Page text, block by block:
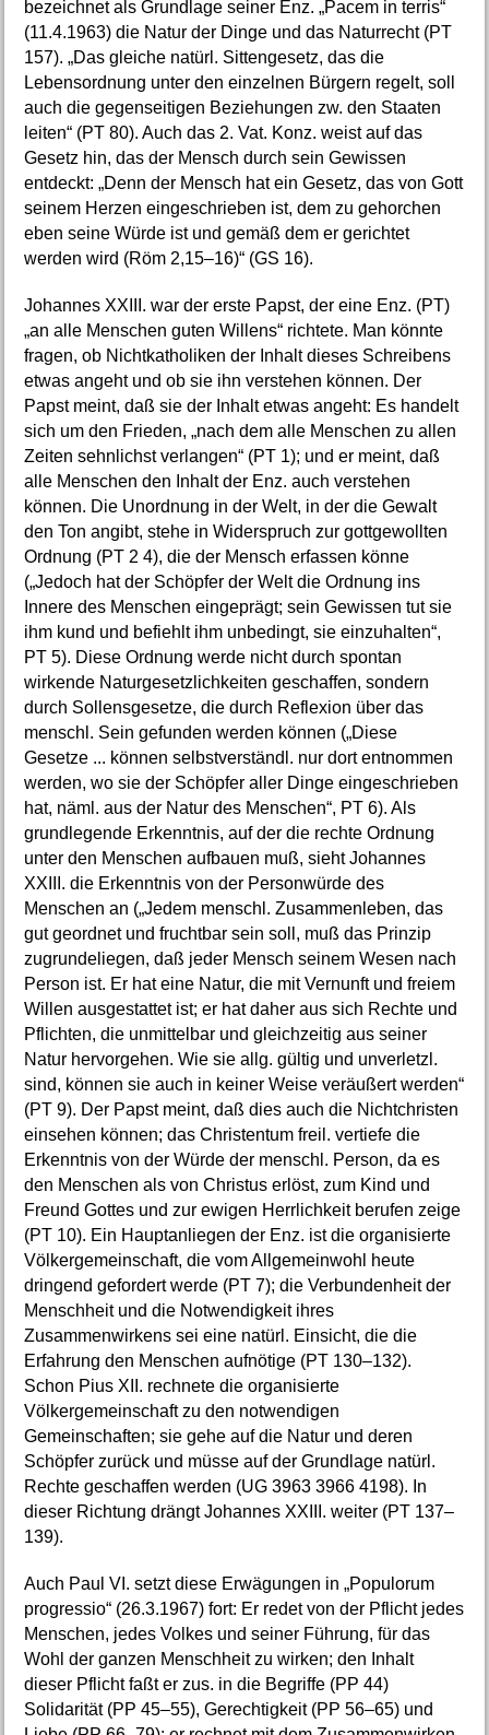
bezeichnet als Grundlage seiner Enz. „Pacem in terris“
(11.4.1963) die Natur der Dinge und das Naturrecht (PT
157). „Das gleiche natürl. Sittengesetz, das die
Lebensordnung unter den einzelnen Bürgern regelt, soll
auch die gegenseitigen Beziehungen zw. den Staaten
leiten“ (PT 80). Auch das 2. Vat. Konz. weist auf das
Gesetz hin, das der Mensch durch sein Gewissen
entdeckt: „Denn der Mensch hat ein Gesetz, das von Gott
seinem Herzen eingeschrieben ist, dem zu gehorchen
eben seine Würde ist und gemäß dem er gerichtet
werden wird (Röm 2,15–16)“ (GS 16).
Johannes XXIII. war der erste Papst, der eine Enz. (PT)
„an alle Menschen guten Willens“ richtete. Man könnte
fragen, ob Nichtkatholiken der Inhalt dieses Schreibens
etwas angeht und ob sie ihn verstehen können. Der
Papst meint, daß sie der Inhalt etwas angeht: Es handelt
sich um den Frieden, „nach dem alle Menschen zu allen
Zeiten sehnlichst verlangen“ (PT 1); und er meint, daß
alle Menschen den Inhalt der Enz. auch verstehen
können. Die Unordnung in der Welt, in der die Gewalt
den Ton angibt, stehe in Widerspruch zur gottgewollten
Ordnung (PT 2 4), die der Mensch erfassen könne
(„Jedoch hat der Schöpfer der Welt die Ordnung ins
Innere des Menschen eingeprägt; sein Gewissen tut sie
ihm kund und befiehlt ihm unbedingt, sie einzuhalten“,
PT 5). Diese Ordnung werde nicht durch spontan
wirkende Naturgesetzlichkeiten geschaffen, sondern
durch Sollensgesetze, die durch Reflexion über das
menschl. Sein gefunden werden können („Diese
Gesetze ... können selbstverständl. nur dort entnommen
werden, wo sie der Schöpfer aller Dinge eingeschrieben
hat, näml. aus der Natur des Menschen“, PT 6). Als
grundlegende Erkenntnis, auf der die rechte Ordnung
unter den Menschen aufbauen muß, sieht Johannes
XXIII. die Erkenntnis von der Personwürde des
Menschen an („Jedem menschl. Zusammenleben, das
gut geordnet und fruchtbar sein soll, muß das Prinzip
zugrundeliegen, daß jeder Mensch seinem Wesen nach
Person ist. Er hat eine Natur, die mit Vernunft und freiem
Willen ausgestattet ist; er hat daher aus sich Rechte und
Pflichten, die unmittelbar und gleichzeitig aus seiner
Natur hervorgehen. Wie sie allg. gültig und unverletzl.
sind, können sie auch in keiner Weise veräußert werden“
(PT 9). Der Papst meint, daß dies auch die Nichtchristen
einsehen können; das Christentum freil. vertiefe die
Erkenntnis von der Würde der menschl. Person, da es
den Menschen als von Christus erlöst, zum Kind und
Freund Gottes und zur ewigen Herrlichkeit berufen zeige
(PT 10). Ein Hauptanliegen der Enz. ist die organisierte
Völkergemeinschaft, die vom Allgemeinwohl heute
dringend gefordert werde (PT 7); die Verbundenheit der
Menschheit und die Notwendigkeit ihres
Zusammenwirkens sei eine natürl. Einsicht, die die
Erfahrung den Menschen aufnötige (PT 130–132).
Schon Pius XII. rechnete die organisierte
Völkergemeinschaft zu den notwendigen
Gemeinschaften; sie gehe auf die Natur und deren
Schöpfer zurück und müsse auf der Grundlage natürl.
Rechte geschaffen werden (UG 3963 3966 4198). In
dieser Richtung drängt Johannes XXIII. weiter (PT 137–
139).
Auch Paul VI. setzt diese Erwägungen in „Populorum
progressio“ (26.3.1967) fort: Er redet von der Pflicht jedes
Menschen, jedes Volkes und seiner Führung, für das
Wohl der ganzen Menschheit zu wirken; den Inhalt
dieser Pflicht faßt er zus. in die Begriffe (PP 44)
Solidarität (PP 45–55), Gerechtigkeit (PP 56–65) und